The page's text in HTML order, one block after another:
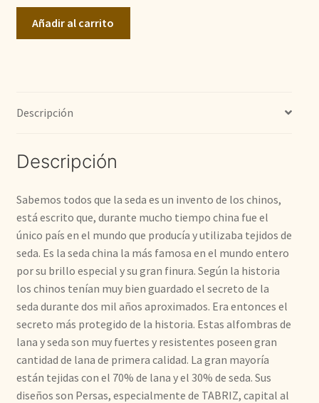
Añadir al carrito
Descripción
Descripción
Sabemos todos que la seda es un invento de los chinos,
está escrito que, durante mucho tiempo china fue el
único país en el mundo que producía y utilizaba tejidos de
seda. Es la seda china la más famosa en el mundo entero
por su brillo especial y su gran finura. Según la historia
los chinos tenían muy bien guardado el secreto de la
seda durante dos mil años aproximados. Era entonces el
secreto más protegido de la historia. Estas alfombras de
lana y seda son muy fuertes y resistentes poseen gran
cantidad de lana de primera calidad. La gran mayoría
están tejidas con el 70% de lana y el 30% de seda. Sus
diseños son Persas, especialmente de TABRIZ, capital al